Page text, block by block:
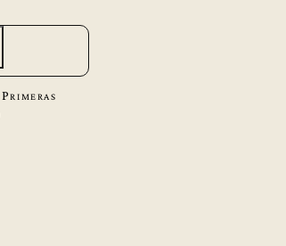
Primeras